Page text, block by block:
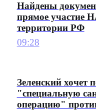
Найдены
прямое участие
территории РФ
09:28
Зеленский хочет
"специальную
операцию"